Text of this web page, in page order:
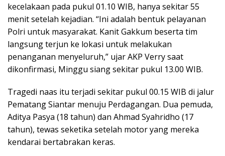
kecelakaan pada pukul 01.10 WIB, hanya sekitar 55
menit setelah kejadian. “Ini adalah bentuk pelayanan
Polri untuk masyarakat. Kanit Gakkum beserta tim
langsung terjun ke lokasi untuk melakukan
penanganan menyeluruh,” ujar AKP Verry saat
dikonfirmasi, Minggu siang sekitar pukul 13.00 WIB.
Tragedi naas itu terjadi sekitar pukul 00.15 WIB di jalur
Pematang Siantar menuju Perdagangan. Dua pemuda,
Aditya Pasya (18 tahun) dan Ahmad Syahridho (17
tahun), tewas seketika setelah motor yang mereka
kendarai bertabrakan keras.